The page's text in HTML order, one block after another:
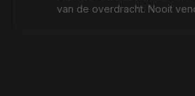
van de overdracht. Nooit